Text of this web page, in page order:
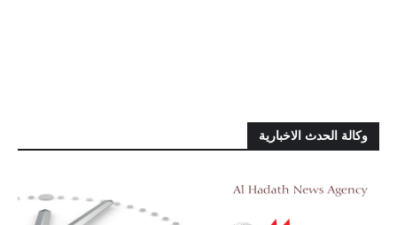
وكالة الحدث الاخبارية